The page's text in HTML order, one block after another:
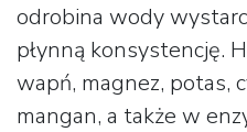
odrobina wody
płynną konsystencję.
wapń, magnez, potas,
mangan, a także w